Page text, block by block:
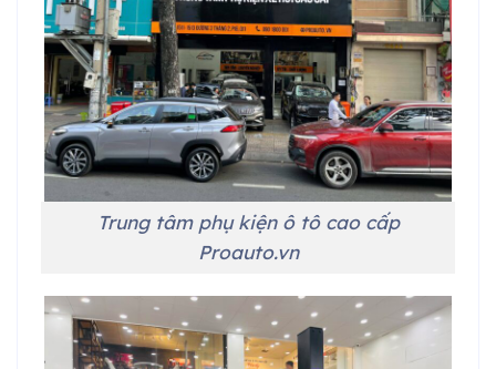
Trung tâm phụ kiện ô tô cao cấp
Proauto.vn